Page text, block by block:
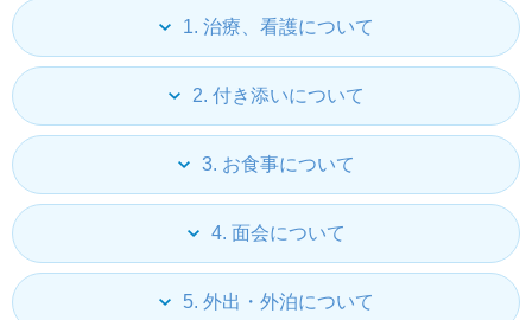
1. 治療、看護について
2. 付き添いについて
3. お食事について
4. 面会について
5. 外出・外泊について